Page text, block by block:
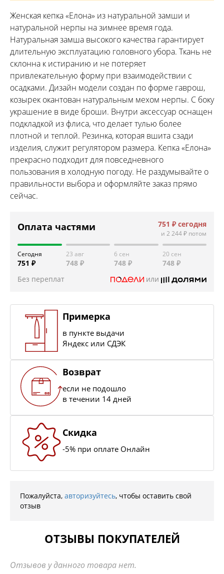
Женская кепка «Елона» из натуральной замши и
натуральной нерпы на зимнее время года.
Натуральная замша высокого качества гарантирует
длительную эксплуатацию головного убора. Ткань не
склонна к истиранию и не потеряет
привлекательную форму при взаимодействии с
осадками. Дизайн модели создан по форме гаврош,
козырек окантован натуральным мехом нерпы. С боку
украшение в виде броши. Внутри аксессуар оснащен
подкладкой из флиса, что делает тулью более
плотной и теплой. Резинка, которая вшита сзади
изделия, служит регулятором размера. Кепка «Елона»
прекрасно подходит для повседневного
пользования в холодную погоду. Не раздумывайте о
правильности выбора и оформляйте заказ прямо
сейчас.
Оплата частями 751 ₽ сегодня
и 2 244 ₽ потом
Сегодня
751 ₽
23 авг
748 ₽
6 сен
748 ₽
20 сен
748 ₽
Без переплат
или
Примерка
в пункте выдачи
Яндекс или СДЭК
Возврат
если не подошло
в течении 14 дней
Скидка
-5% при оплате Онлайн
Пожалуйста, авторизуйтесь, чтобы оставить свой
отзыв
ОТЗЫВЫ ПОКУПАТЕЛЕЙ
Отзывов у данного товара нет.